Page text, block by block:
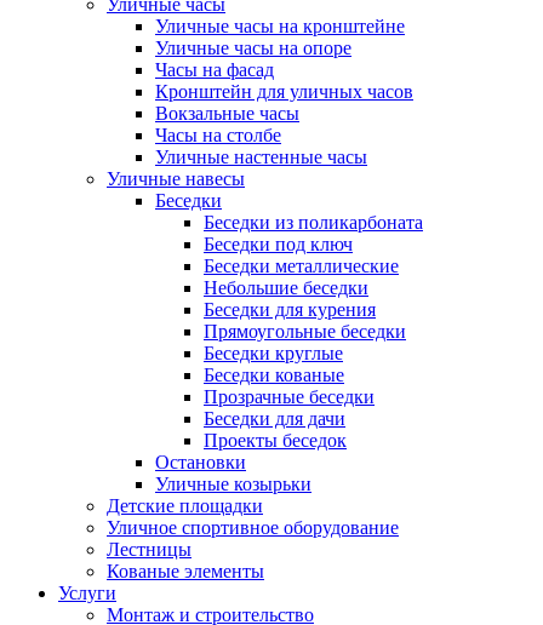
Уличные часы
Уличные часы на кронштейне
Уличные часы на опоре
Часы на фасад
Кронштейн для уличных часов
Вокзальные часы
Часы на столбе
Уличные настенные часы
Уличные навесы
Беседки
Беседки из поликарбоната
Беседки под ключ
Беседки металлические
Небольшие беседки
Беседки для курения
Прямоугольные беседки
Беседки круглые
Беседки кованые
Прозрачные беседки
Беседки для дачи
Проекты беседок
Остановки
Уличные козырьки
Детские площадки
Уличное спортивное оборудование
Лестницы
Кованые элементы
Услуги
Монтаж и строительство